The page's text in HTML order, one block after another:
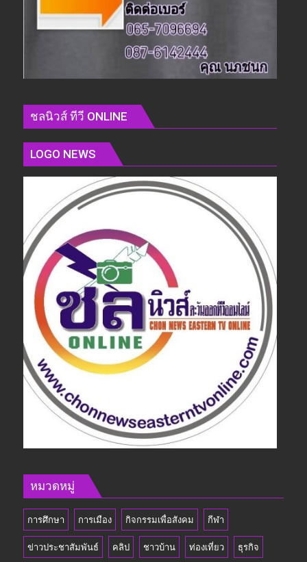
ชลนิวส์ ทีวี ONLINE
LOGO NEWS
หมวดหมู่
การศึกษา การเมือง กิจกรรมเพื่อสังคม กีฬา
ข่าวประชาสัมพันธ์ คลิป ชาวบ้าน ท่องเที่ยว ธุรกิจ